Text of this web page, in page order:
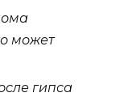
может
гипса